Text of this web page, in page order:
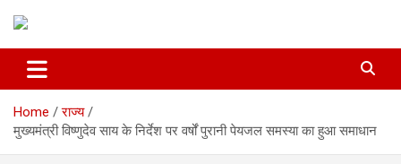
kotwar.in
Home
राज्य
मुख्यमंत्री विष्णुदेव साय के निर्देश पर वर्षों पुरानी पेयजल समस्या का हुआ समाधान